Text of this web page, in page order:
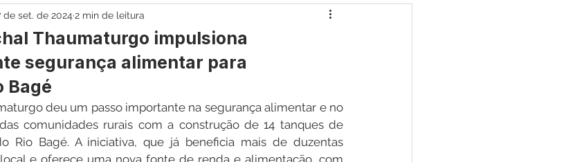
Comunidade Agricultura e Produção Meio Ambiente
e Governo Políticas Públicas Aniversário do Município
Dengue Vacinômetro Convênios e Parcerias
Thaumaturgo impulsiona
segurança alimentar para
Bagé
de set. de 2024 2 min de leitura
deu um passo importante na segurança alimentar e no
comunidades rurais com a construção de 14 tanques de
Rio Bagé. A iniciativa, que já beneficia mais de duzentas
e oferece uma nova fonte de renda e alimentação, com